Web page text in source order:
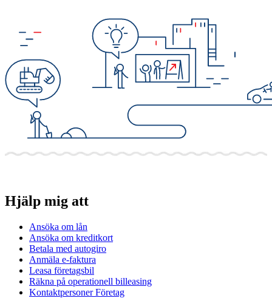
Hjälp mig att
Ansöka om lån
Ansöka om kreditkort
Betala med autogiro
Anmäla e-faktura
Leasa företagsbil
Räkna på operationell billeasing
Kontaktpersoner Företag